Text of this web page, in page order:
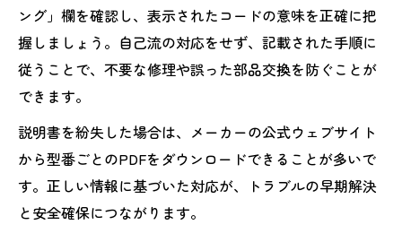
ング」欄を確認し、表示されたコードの意味を正確に把
握しましょう。自己流の対応をせず、記載された手順に
従うことで、不要な修理や誤った部品交換を防ぐことが
できます。
説明書を紛失した場合は、メーカーの公式ウェブサイト
から型番ごとのPDFをダウンロードできることが多いで
す。正しい情報に基づいた対応が、トラブルの早期解決
と安全確保につながります。